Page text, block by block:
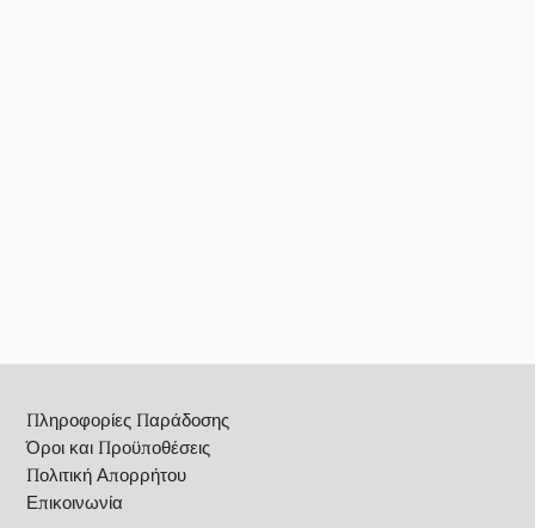
Πληροφορίες Παράδοσης
Όροι και Προϋποθέσεις
Πολιτική Απορρήτου
Επικοινωνία